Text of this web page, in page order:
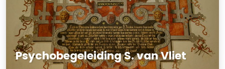
Psychobegeleiding S. van Vliet